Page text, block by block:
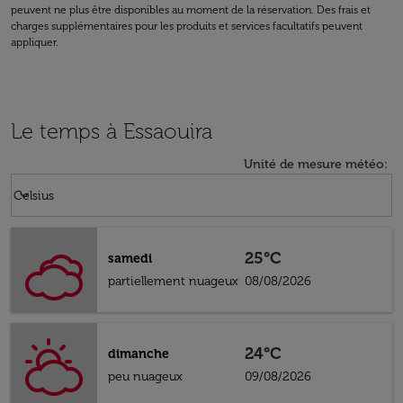
peuvent ne plus être disponibles au moment de la réservation. Des frais et
charges supplémentaires pour les produits et services facultatifs peuvent
appliquer.
Le temps à Essaouira
Unité de mesure météo:
Celsius
keyboard_arrow_down
samedi
partiellement nuageux
25°C
08/08/2026
dimanche
peu nuageux
24°C
09/08/2026